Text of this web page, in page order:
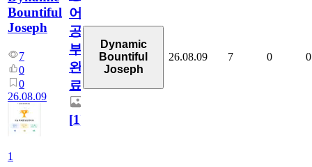
Bountiful
Joseph
7
0
0
26.08.09
1
어
공
부
완
료
[1]
Dynamic
Bountiful
Joseph
26.08.09 7 0 0